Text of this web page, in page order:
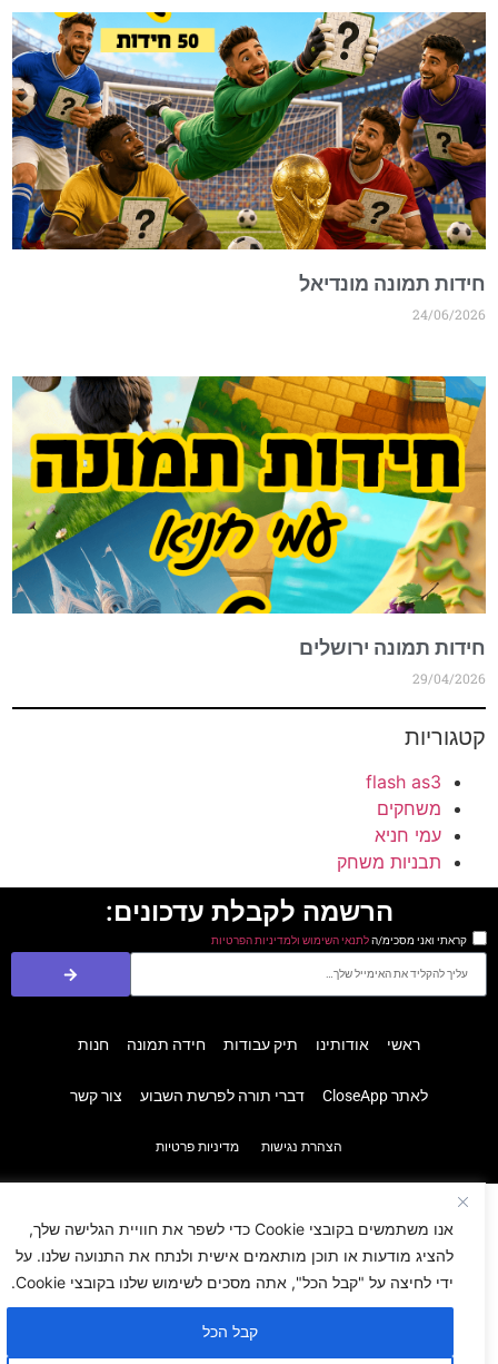
אנו משתמשים בקובצי Cookie כדי לשפר את חוויית הגלישה שלך,
להציג מודעות או תוכן מותאמים אישית ולנתח את התנועה שלנו. על
ידי לחיצה על "קבל הכל", אתה מסכים לשימוש שלנו בקובצי Cookie.
קבל הכל
חידות תמונה מונדיאל
24/06/2026
חידות תמונה ירושלים
29/04/2026
קטגוריות
flash as3
משחקים
עמי חניא
תבניות משחק
הרשמה לקבלת עדכונים:
קראתי ואני מסכימ/הלתנאי השימוש ולמדיניות הפרטיות
ראשי אודותינו תיק עבודות חידה תמונה חנות
לאתר CloseApp דברי תורה לפרשת השבוע צור קשר
הצהרת נגישות מדיניות פרטיות